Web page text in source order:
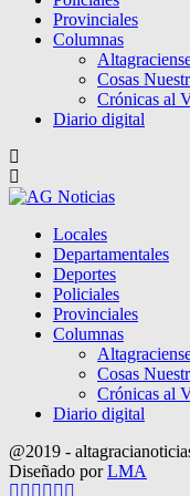
Provinciales
Columnas
Cosas
Crónicas al
Diario digital
Locales
Departamentales
Deportes
Policiales
Provinciales
Columnas
Cosas
Crónicas al
Diario digital
@2019 -
Diseñado porLMA
Facebook
Twitter
Instagram
Pinterest
Google